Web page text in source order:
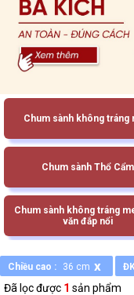
Chum sành không tráng
Chum sành Thổ Cẩm
Chum sành không tráng
văn đắp nổi
Chiều cao : 36 cm x
Đã lọc được 1 sản phẩm